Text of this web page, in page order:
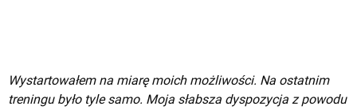
Wystartowałem na miarę moich możliwości. Na ostatnim
treningu było tyle samo. Moja słabsza dyspozycja z powodu